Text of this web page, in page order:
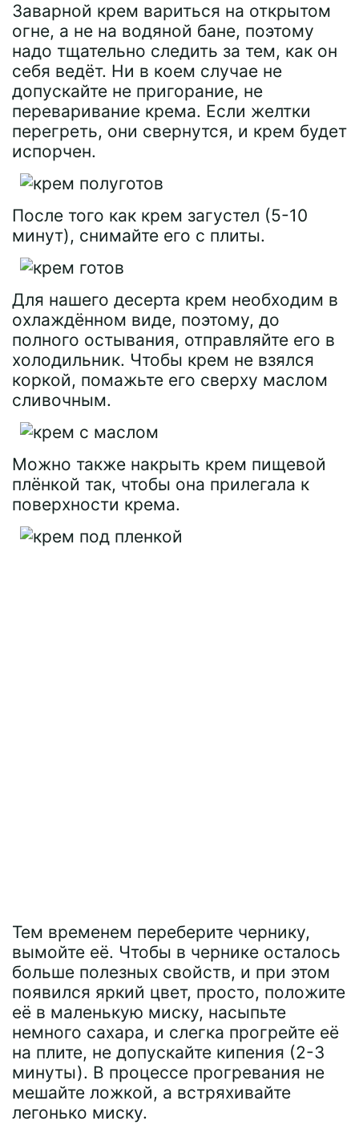
Заварной крем вариться на открытом
огне, а не на водяной бане, поэтому
надо тщательно следить за тем, как он
себя ведёт. Ни в коем случае не
допускайте не пригорание, не
переваривание крема. Если желтки
перегреть, они свернутся, и крем будет
испорчен.
После того как крем загустел (5-10
минут), снимайте его с плиты.
Для нашего десерта крем необходим в
охлаждённом виде, поэтому, до
полного остывания, отправляйте его в
холодильник. Чтобы крем не взялся
коркой, помажьте его сверху маслом
сливочным.
Можно также накрыть крем пищевой
плёнкой так, чтобы она прилегала к
поверхности крема.
Тем временем переберите чернику,
вымойте её. Чтобы в чернике осталось
больше полезных свойств, и при этом
появился яркий цвет, просто, положите
её в маленькую миску, насыпьте
немного сахара, и слегка прогрейте её
на плите, не допускайте кипения (2-3
минуты). В процессе прогревания не
мешайте ложкой, а встряхивайте
легонько миску.